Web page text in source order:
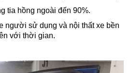
tia hồng ngoài đến 90%.
người sử dụng và nội thất xe bền
với thời gian.